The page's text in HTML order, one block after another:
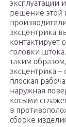
эксплуатации
решение этой
эксцентрика
контактирует
головки
таким
эксцентрика –
плоская
наружная
косыми
в
сборке